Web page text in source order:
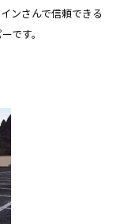
ンさんで信頼できる
です。